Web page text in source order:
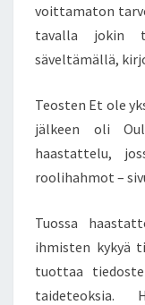
voittamaton
tavalla jokin
säveltämällä,
Teosten Et ole
jälkeen oli
haastattelu,
roolihahmot –
Tuossa
ihmisten kykyä
tuottaa
taideteoksia.